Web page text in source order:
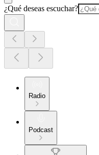
¿Qué deseas escuchar?
Radio
Podcast